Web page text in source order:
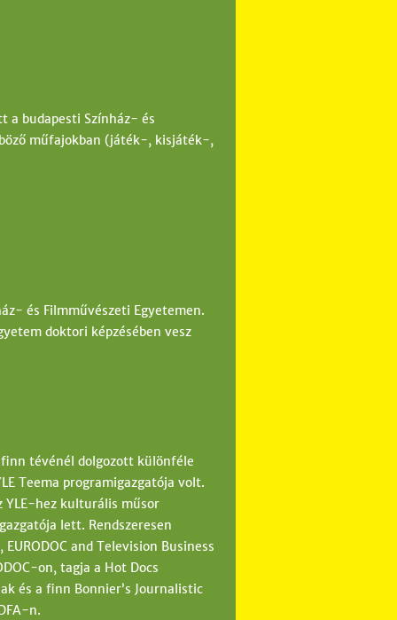
a budapesti Színház- és
műfajokban (játék-, kisjáték-,
és Filmművészeti Egyetemen.
doktori képzésében vesz
tévénél dolgozott különféle
Teema programigazgatója volt.
YLE-hez kulturális műsor
lett. Rendszeresen
and Television Business
on, tagja a Hot Docs
és a finn Bonnier’s Journalistic
n.